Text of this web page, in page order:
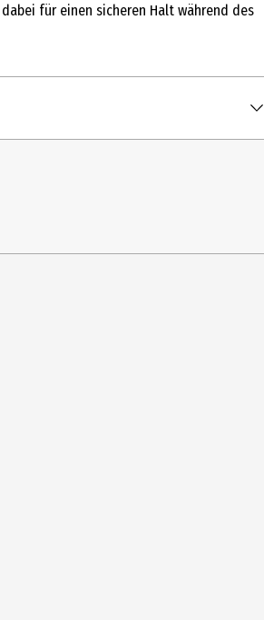
für einen sicheren Halt während des